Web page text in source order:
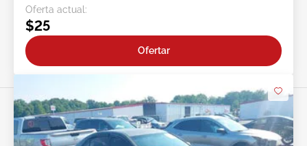
Oferta actual:
$25
Ofertar